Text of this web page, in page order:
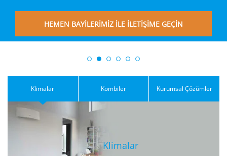
HEMEN AL
Klimalar Kombiler Kurumsal Çözümler
Klimalar